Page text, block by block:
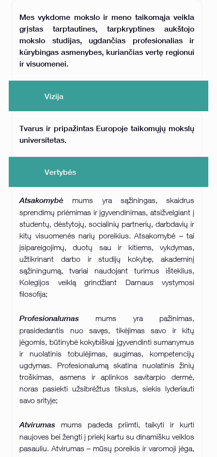
Mes vykdome mokslo ir meno taikomąja veikla
grįstas tarptautines, tarpkryptines aukštojo
mokslo studijas, ugdančias profesionalias ir
kūrybingas asmenybes, kuriančias vertę regionui
ir visuomenei.
Vizija
Tvarus ir pripažintas Europoje taikomųjų mokslų
universitetas.
Vertybės
Atsakomybė
mums yra sąžiningas, skaidrus
sprendimų priėmimas ir įgyvendinimas, atsižvelgiant į
studentų, dėstytojų, socialinių partnerių, darbdavių ir
kitų visuomenės narių poreikius. Atsakomybė – tai
įsipareigojimų, duotų sau ir kitiems, vykdymas,
užtikrinant darbo ir studijų kokybę, akademinį
sąžiningumą, tvariai naudojant turimus išteklius,
Kolegijos veiklą grindžiant Darnaus vystymosi
filosofija;
Profesionalumas mums yra pažinimas,
prasidedantis nuo savęs, tikėjimas savo ir kitų
jėgomis, būtinybė kokybiškai įgyvendinti sumanymus
ir nuolatinis tobulėjimas, augimas, kompetencijų
ugdymas. Profesionalumą skatina nuolatinis žinių
troškimas, asmens ir aplinkos savitarpio dermė,
noras pasiekti užsibrėžtus tikslus, siekis lyderiauti
savo srityje;
Atvirumas mums padeda priimti, taikyti ir kurti
naujoves bei žengti į priekį kartu su dinamišku veiklos
pasauliu. Atvirumas – mūsų poreikis ir varomoji jėga,